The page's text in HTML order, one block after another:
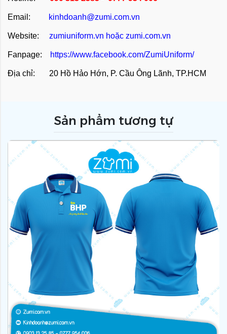
Email: kinhdoanh@zumi.com.vn
Website: zumiuniform.vn hoặc zumi.com.vn
Fanpage: https://www.facebook.com/ZumiUniform/
Địa chỉ: 20 Hồ Hảo Hớn, P. Cầu Ông Lãnh, TP.HCM
Sản phẩm tương tự